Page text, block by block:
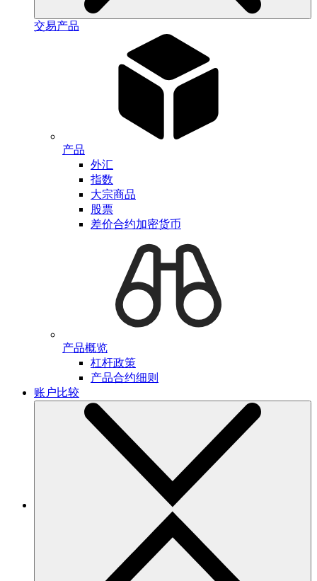
交易产品
产品
外汇
指数
大宗商品
股票
差价合约加密货币
产品概览
杠杆政策
产品合约细则
账户比较